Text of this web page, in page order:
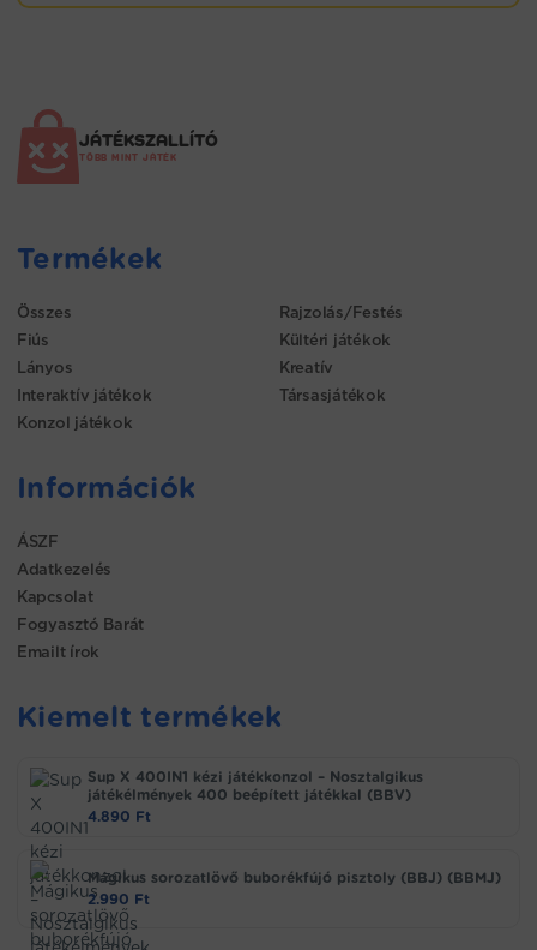
JÁTÉKSZALLÍTÓ
TÖBB MINT JÁTÉK
Termékek
Összes
Fiús
Lányos
Interaktív játékok
Konzol játékok
Rajzolás/Festés
Kültéri játékok
Kreatív
Társasjátékok
Információk
ÁSZF
Adatkezelés
Kapcsolat
Fogyasztó Barát
Emailt írok
Kiemelt termékek
Sup X 400IN1 kézi játékkonzol – Nosztalgikus
játékélmények 400 beépített játékkal (BBV)
4.890 Ft
Mágikus sorozatlövő buborékfújó pisztoly (BBJ) (BBMJ)
2.990 Ft